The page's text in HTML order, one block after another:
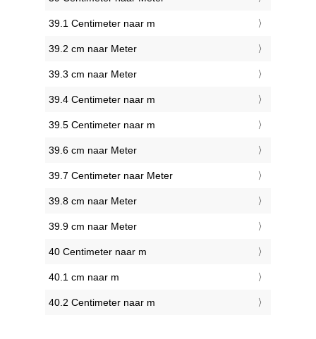
39.1 Centimeter naar m
39.2 cm naar Meter
39.3 cm naar Meter
39.4 Centimeter naar m
39.5 Centimeter naar m
39.6 cm naar Meter
39.7 Centimeter naar Meter
39.8 cm naar Meter
39.9 cm naar Meter
40 Centimeter naar m
40.1 cm naar m
40.2 Centimeter naar m